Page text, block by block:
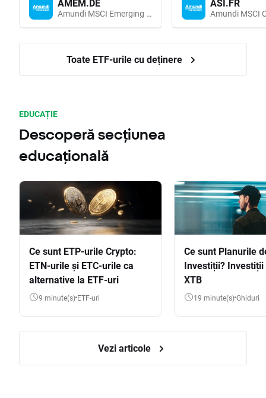
AMEM.DE
Amundi MSCI Emerging Markets UCITS (Acc EUR)
ASI.FR
Toate ETF-urile cu deținere
EDUCAȚIE
Descoperă secțiunea
educațională
Ce sunt ETP-urile Crypto:
ETN-urile și ETC-urile ca
alternative la ETF-uri
9 minute(s) ETF-uri
Ce sunt Planurile
Investiții? Investiții
XTB
19 minute(s) Ghiduri
Vezi articole